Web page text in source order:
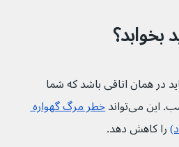
بخوابد؟
باید در همان اتاقی باشد که شما
خطر مرگ گهواره
را کاهش دهد.